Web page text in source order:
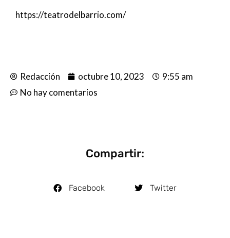
https://teatrodelbarrio.com/
Redacción octubre 10, 2023
9:55 am
No hay comentarios
Compartir:
Facebook Twitter